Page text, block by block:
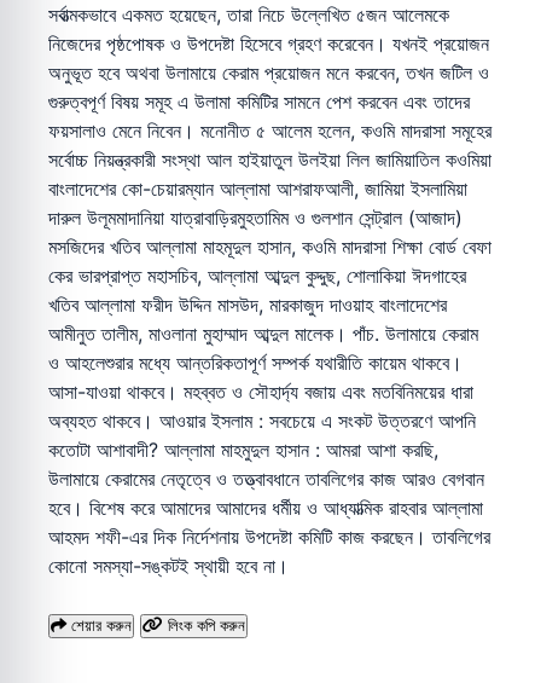
সর্বাত্মকভাবে একমত হয়েছেন, তারা নিচে উল্লেখিত ৫জন আলেমকে
নিজেদের পৃষ্ঠপোষক ও উপদেষ্টা হিসেবে গ্রহণ করেবেন। যখনই প্রয়োজন
অনুভূত হবে অথবা উলামায়ে কেরাম প্রয়োজন মনে করবেন, তখন জটিল ও
গুরুত্বপূর্ণ বিষয় সমূহ এ উলামা কমিটির সামনে পেশ করবেন এবং তাদের
ফয়সালাও মেনে নিবেন। মনোনীত ৫ আলেম হলেন, কওমি মাদরাসা সমূহের
সর্বোচ্চ নিয়ন্ত্রকারী সংস্থা আল হাইয়াতুল উলইয়া লিল জামিয়াতিল কওমিয়া
বাংলাদেশের কো-চেয়ারম্যান আল্লামা আশরাফআলী, জামিয়া ইসলামিয়া
দারুল উলূমমাদানিয়া যাত্রাবাড়িরমুহতামিম ও গুলশান সেন্ট্রাল (আজাদ)
মসজিদের খতিব আল্লামা মাহমূদুল হাসান, কওমি মাদরাসা শিক্ষা বোর্ড বেফা
কের ভারপ্রাপ্ত মহাসচিব, আল্লামা আব্দুল কুদ্দুছ, শোলাকিয়া ঈদগাহের
খতিব আল্লামা ফরীদ উদ্দিন মাসউদ, মারকাজুদ দাওয়াহ বাংলাদেশের
আমীনুত তালীম, মাওলানা মুহাম্মাদ আব্দুল মালেক। পাঁচ. উলামায়ে কেরাম
ও আহলেশুরার মধ্যে আন্তরিকতাপূর্ণ সম্পর্ক যথারীতি কায়েম থাকবে।
আসা-যাওয়া থাকবে। মহব্বত ও সৌহার্দ্য বজায় এবং মতবিনিময়ের ধারা
অব্যহত থাকবে। আওয়ার ইসলাম : সবচেয়ে এ সংকট উত্তরণে আপনি
কতোটা আশাবাদী? আল্লামা মাহমুদুল হাসান : আমরা আশা করছি,
উলামায়ে কেরামের নেতৃত্বে ও তত্ত্বাবধানে তাবলিগের কাজ আরও বেগবান
হবে। বিশেষ করে আমাদের আমাদের ধর্মীয় ও আধ্যাত্মিক রাহবার আল্লামা
আহমদ শফী-এর দিক নির্দেশনায় উপদেষ্টা কমিটি কাজ করছেন। তাবলিগের
কোনো সমস্যা-সঙ্কটই স্থায়ী হবে না।
শেয়ার করুন লিংক কপি করুন